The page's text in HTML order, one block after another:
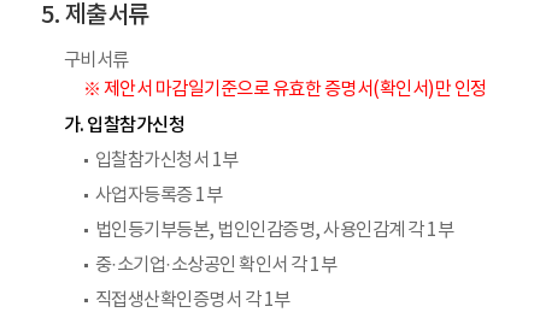
제출서류
구비서류
※ 제안서 마감일기준으로 유효한 증명서(확인서)만 인정
가. 입찰참가신청
입찰참가신청서 1부
사업자등록증 1부
법인등기부등본, 법인인감증명, 사용인감계 각 1부
중·소기업·소상공인 확인서 각 1부
직접생산확인증명서 각 1부